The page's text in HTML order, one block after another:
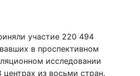
участие 220 494
в проспективном
исследовании
центрах из восьми стран.